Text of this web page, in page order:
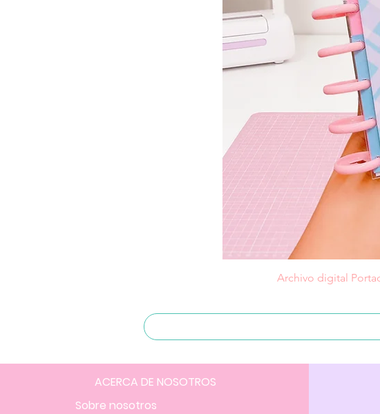
Archivo digital
ACERCA DE NOSOTROS
Sobre nosotros